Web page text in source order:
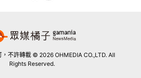
，不許轉載 © 2026 OHMEDIA CO.,LTD. All
Rights Reserved.